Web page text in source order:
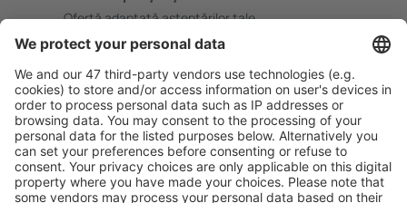
Ofertă adaptată aşteptărilor tale.
Planifică ȋn siguranţă
Rezervare fără griji cu opțiune gratuită de anulare.
Economiseşte mai mult
Prețuri atractive și oferte speciale pentru utilizatorii
conectați.